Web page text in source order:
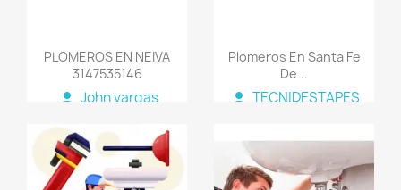
PLOMEROS EN NEIVA
3147535146
person John vargas
Plomeros En Santa Fe
De...
person TECNIDESTAPES